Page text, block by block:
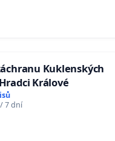
Kuklenských
Králové
7 dní